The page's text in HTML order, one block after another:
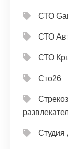
СТО
СТО
СТО
Сто26
Студия